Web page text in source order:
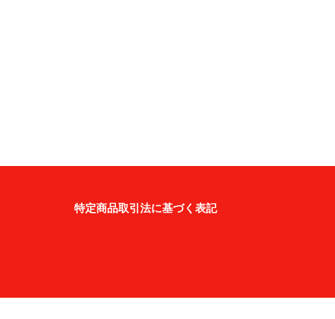
特定商品取引法に基づく表記